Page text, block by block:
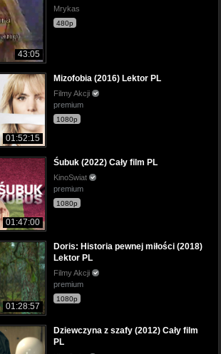
43:05
Mrykas
480p
01:52:15
Mizofobia (2016) Lektor PL
Filmy Akcji
premium
1080p
01:47:00
Śubuk (2022) Cały film PL
KinoSwiat
premium
1080p
01:28:57
Doris: Historia pewnej miłości (2018)
Lektor PL
Filmy Akcji
premium
1080p
Dziewczyna z szafy (2012) Cały film
PL